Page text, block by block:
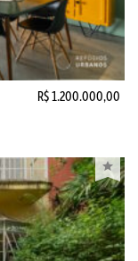
R$ 1.200.000,00